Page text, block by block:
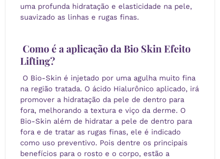
uma profunda hidratação e elasticidade na pele,
suavizado as linhas e rugas finas.
Como é a aplicação daBio Skin Efeito
Lifting?
O Bio-Skin é injetado por uma agulha muito fina
na região tratada. O ácido Hialurônico aplicado, irá
promover a hidratação da pele de dentro para
fora, melhorando a textura e viço da derme. O
Bio-Skin além de hidratar a pele de dentro para
fora e de tratar as rugas finas, ele é indicado
como uso preventivo. Pois dentre os principais
benefícios para o rosto e o corpo, estão a